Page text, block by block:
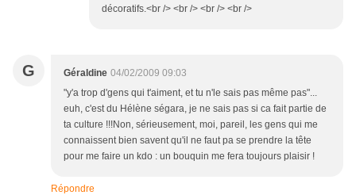
décoratifs.<br /> <br /> <br /> <br />
G Géraldine 04/02/2009 09:03
"y'a trop d'gens qui t'aiment, et tu n'le sais pas même pas"...
euh, c'est du Hélène ségara, je ne sais pas si ca fait partie de
ta culture !!!Non, sérieusement, moi, pareil, les gens qui me
connaissent bien savent qu'il ne faut pa se prendre la tête
pour me faire un kdo : un bouquin me fera toujours plaisir !
Répondre